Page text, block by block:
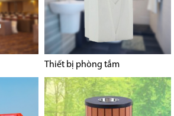
Thiết bị phòng tắm